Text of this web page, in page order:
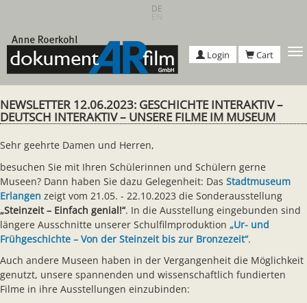
main
content
DE
Login Cart
NEWSLETTER 12.06.2023: GESCHICHTE INTERAKTIV –
DEUTSCH INTERAKTIV – UNSERE FILME IM MUSEUM
Sehr geehrte Damen und Herren,
besuchen Sie mit Ihren Schülerinnen und Schülern gerne
Museen? Dann haben Sie dazu Gelegenheit: Das Stadtmuseum
Erlangen zeigt vom 21.05. - 22.10.2023 die Sonderausstellung
„Steinzeit – Einfach genial!“. In die Ausstellung eingebunden sind
längere Ausschnitte unserer Schulfilmproduktion „Ur- und
Frühgeschichte – Von der Steinzeit bis zur Bronzezeit“.
Auch andere Museen haben in der Vergangenheit die Möglichkeit
genutzt, unsere spannenden und wissenschaftlich fundierten
Filme in ihre Ausstellungen einzubinden: